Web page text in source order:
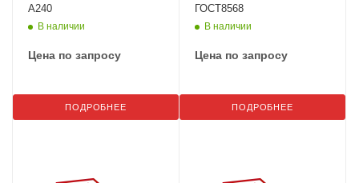
A240
В наличии
Цена по запросу
ПОДРОБНЕЕ
ГОСТ8568
В наличии
Цена по запросу
ПОДРОБНЕЕ